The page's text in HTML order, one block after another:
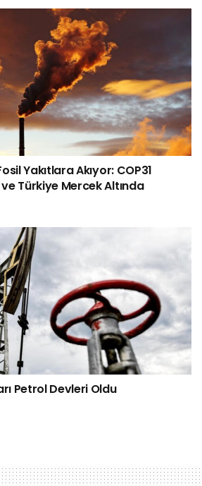
Yakıtlara Akıyor: COP31
Türkiye Mercek Altında
Petrol Devleri Oldu